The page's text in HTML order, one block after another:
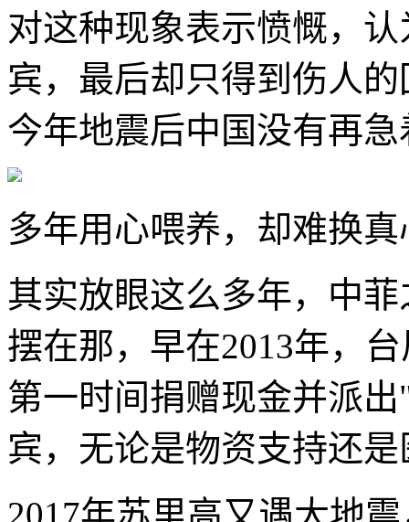
对这种现象表示愤慨，
宾，最后却只得到伤人
今年地震后中国没有再
多年用心喂养，却难换真
其实放眼这么多年，中
摆在那，早在2013年，
第一时间捐赠现金并派
宾，无论是物资支持还
2017年苏里高又遇大地